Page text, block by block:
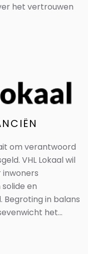
het vertrouwen
om verantwoord
VHL Lokaal wil
en
in balans
het...